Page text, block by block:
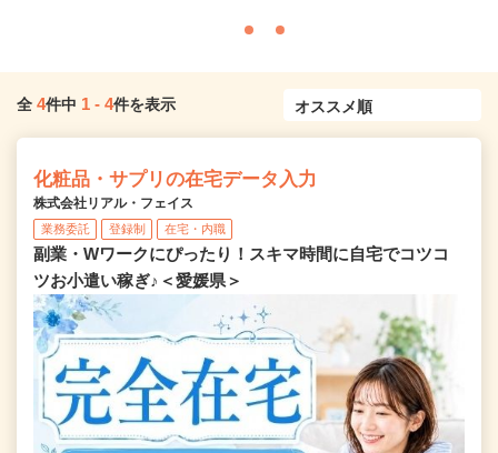
全 4件中 1 - 4件を表示
化粧品・サプリの在宅データ入力
株式会社リアル・フェイス
業務委託 登録制 在宅・内職
副業・Wワークにぴったり！スキマ時間に自宅でコツコ
ツお小遣い稼ぎ♪＜愛媛県＞